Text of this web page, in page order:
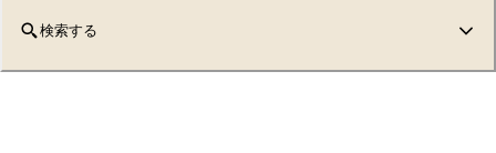
検索する